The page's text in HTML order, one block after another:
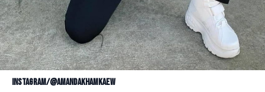
Instagram/@amandakhamkaew